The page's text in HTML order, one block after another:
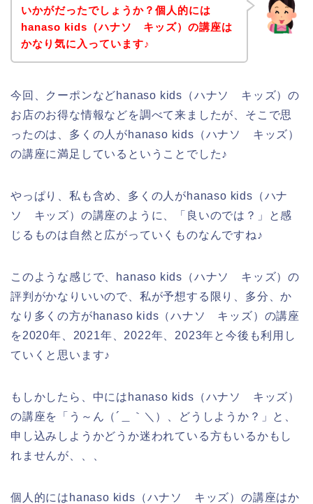
いかがだったでしょうか？個人的には
hanaso kids（ハナソ キッズ）の講座は
かなり気に入っています♪
今回、クーポンなどhanaso kids（ハナソ キッズ）の
お店のお得な情報などを調べて来ましたが、そこで思
ったのは、多くの人がhanaso kids（ハナソ キッズ）
の講座に満足しているということでした♪
やっぱり、私も含め、多くの人がhanaso kids（ハナ
ソ キッズ）の講座のように、「良いのでは？」と感
じるものは自然と広がっていくものなんですね♪
このような感じで、hanaso kids（ハナソ キッズ）の
評判がかなりいいので、私が予想する限り、多分、か
なり多くの方がhanaso kids（ハナソ キッズ）の講座
を2020年、2021年、2022年、2023年と今後も利用し
ていくと思います♪
もしかしたら、中にはhanaso kids（ハナソ キッズ）
の講座を「う～ん（´＿｀＼）、どうしようか？」と、
申し込みしようかどうか迷われている方もいるかもし
れませんが、、、
個人的にはhanaso kids（ハナソ キッズ）の講座はか